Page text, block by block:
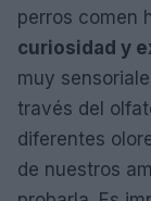
perros comen
curiosidad y
muy
través del
diferentes
de nuestros